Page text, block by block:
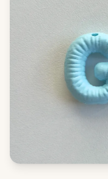
✨ Kişiye Özel